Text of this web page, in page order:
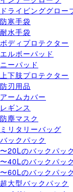
ドライビンググロー
防寒手袋
耐水手袋
ボディプロテクター
エルボーパッド
ニーパッド
上下肢プロテクター
防刃用品
アームカバー
レギンス
防塵マスク
ミリタリーバッグ
バックパック
〜20Lのバックパック
〜40Lのバックパック
〜60Lのバックパック
超大型バックパック